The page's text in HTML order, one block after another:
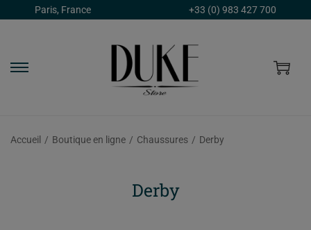
Paris, France +33 (0) 983 427 700
Accueil / Boutique en ligne / Chaussures / Derby
Derby